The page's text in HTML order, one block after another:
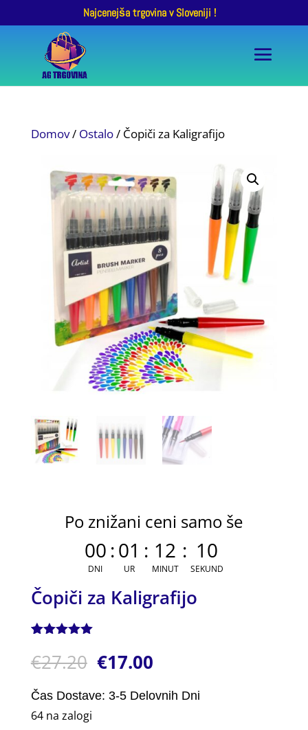
Najcenejša trgovina v Sloveniji !
Domov/ Ostalo/ Čopiči za Kaligrafijo
Po znižani ceni samo še
00
DNI
:01
UR
: 12
MINUT
: 09
SEKUND
Čopiči za Kaligrafijo
5.00od 5
na podlagi
stranke
€27.20 €17.00
Čas Dostave: 3-5 Delovnih Dni
64 na zalogi